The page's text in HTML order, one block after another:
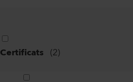
Certificats (2)